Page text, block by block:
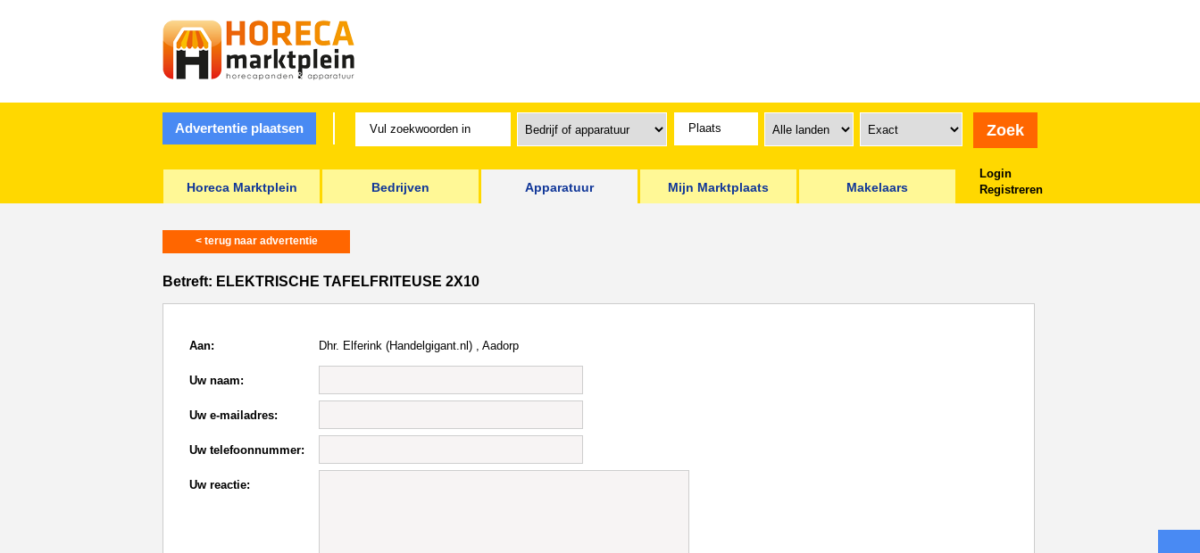
Advertentie plaatsen
Horeca Marktplein Bedrijven Apparatuur Mijn Marktplaats Makelaars
Login
Registreren
< terug naar advertentie
Betreft: ELEKTRISCHE TAFELFRITEUSE 2X10
Aan: Dhr. Elferink (Handelgigant.nl) , Aadorp
Uw naam:
Uw e-mailadres:
Uw telefoonnummer:
Uw reactie: